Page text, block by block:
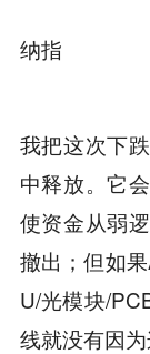
纳指
我把这次下
中释放。它
使资金从弱
撤出；但如
U/光模块/
线就没有因为